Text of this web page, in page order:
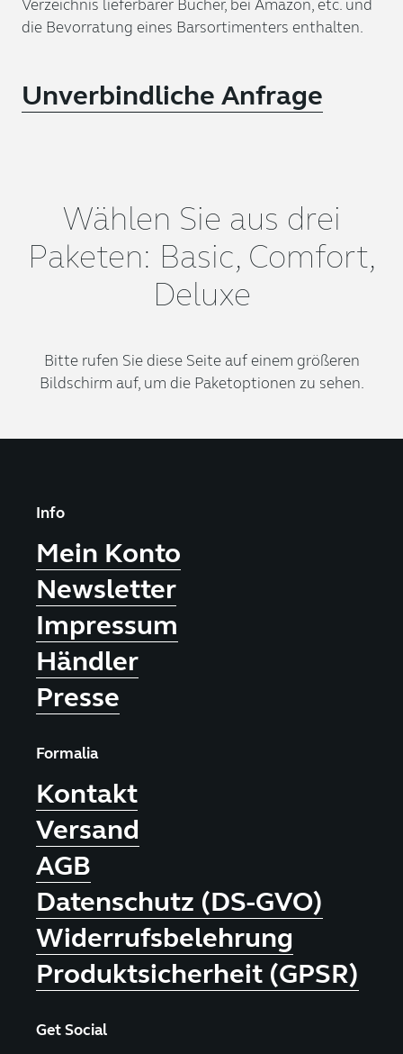
Verzeichnis lieferbarer Bücher, bei Amazon, etc. und
die Bevorratung eines Barsortimenters enthalten.
Unverbindliche Anfrage
Wählen Sie aus drei
Paketen: Basic, Comfort,
Deluxe
Bitte rufen Sie diese Seite auf einem größeren
Bildschirm auf, um die Paketoptionen zu sehen.
Info
Mein Konto
Newsletter
Impressum
Händler
Presse
Formalia
Kontakt
Versand
AGB
Datenschutz (DS-GVO)
Widerrufsbelehrung
Produktsicherheit (GPSR)
Get Social